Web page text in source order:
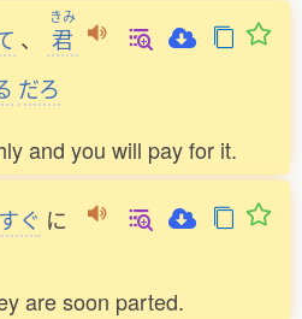
、
きみ
君
だろ
and you will pay for it.
すぐ に
are soon parted.